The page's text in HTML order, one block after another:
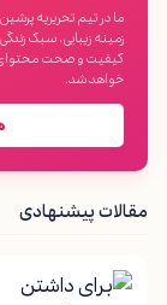
ما در تیم تحریریه
زمینه زیبایی، سبک
کیفیت و صحت محتوای
خواهد شد.
مقالات پیشنهادی